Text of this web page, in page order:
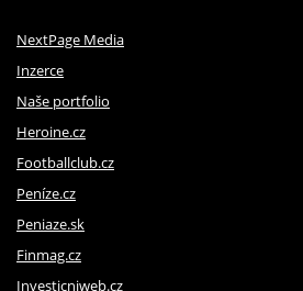
NextPage Media
Inzerce
Naše portfolio
Heroine.cz
Footballclub.cz
Peníze.cz
Peniaze.sk
Finmag.cz
Investicniweb.cz